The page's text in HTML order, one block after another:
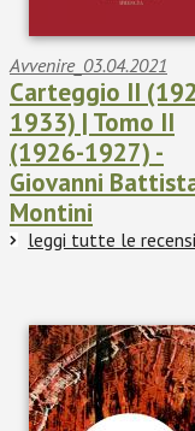
Avvenire_03.04.2021
Carteggio II
1933) | Tomo II
(1926-1927) -
Giovanni
Montini
leggi tutte le